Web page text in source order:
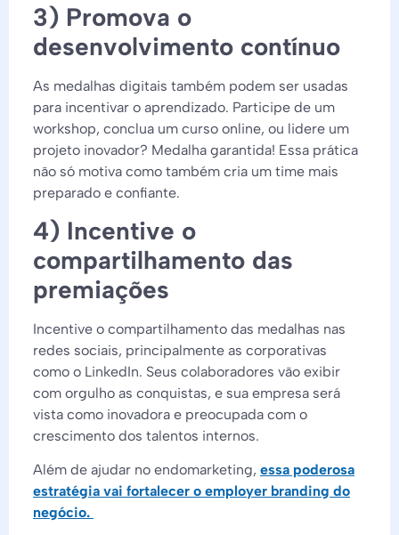
3) Promova o
desenvolvimento contínuo
As medalhas digitais também podem ser usadas
para incentivar o aprendizado. Participe de um
workshop, conclua um curso online, ou lidere um
projeto inovador? Medalha garantida! Essa prática
não só motiva como também cria um time mais
preparado e confiante.
4) Incentive o
compartilhamento das
premiações
Incentive o compartilhamento das medalhas nas
redes sociais, principalmente as corporativas
como o LinkedIn. Seus colaboradores vão exibir
com orgulho as conquistas, e sua empresa será
vista como inovadora e preocupada com o
crescimento dos talentos internos.
Além de ajudar no endomarketing, essa poderosa
estratégia vai fortalecer o employer branding do
negócio.